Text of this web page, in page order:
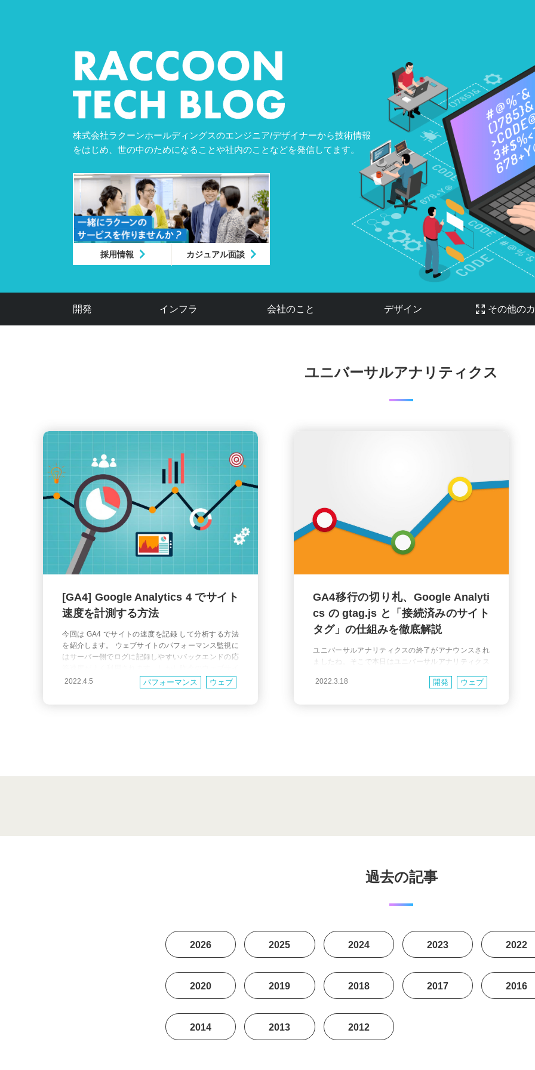
株式会社ラクーンホールディングスのエンジニア/デザイナーから技術情報
をはじめ、世の中のためになることや社内のことなどを発信してます。
採用情報 カジュアル面談
開発 インフラ 会社のこと デザイン その他の
ユニバーサルアナリティクス
[GA4] Google Analytics 4 でサイト
速度を計測する方法
今回は GA4 でサイトの速度を記録 して分析する方法
を紹介します。 ウェブサイトのパフォーマンス監視に
はサーバー側でログに記録しやすいバックエンドの応
トはフロントエンドの比重が拡大しているので バック
エンドの応答速度だけでは利用者の体感速度を正しく
2022.4.5 パフォーマンス ウェブ
GA4移行の切り札、Google Analyti
cs の gtag.js と「接続済みのサイト
タグ」の仕組みを徹底解説
ユニバーサルアナリティクスの終了がアナウンスされ
ましたね。そこで本日はユニバーサルアナリティクス
表記）を併用したり、移行する際に使われることが多
2022.3.18 開発 ウェブ
過去の記事
2026 2025 2024 2023 2022
2020 2019 2018 2017 2016
2014 2013 2012